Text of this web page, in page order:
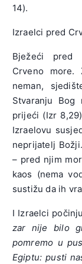
14).
Izraelci pred
Bježeći pred
Crveno
neman,
Stvaranju
prijeći (Izr
Izraelovu
neprijatelj
– pred njim
kaos (nema
sustižu da ih
I Izraelci
zar nije bilo
pomremo u
Egiptu: pusti